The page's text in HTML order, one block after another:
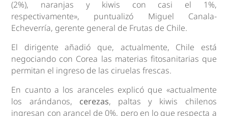
(2%), naranjas y kiwis con casi el 1%,
respectivamente», puntualizó Miguel Canala-
Echeverría, gerente general de Frutas de Chile.
El dirigente añadió que, actualmente, Chile está
negociando con Corea las materias fitosanitarias que
permitan el ingreso de las ciruelas frescas.
En cuanto a los aranceles explicó que «actualmente
los arándanos, cerezas, paltas y kiwis chilenos
ingresan con arancel de 0%, pero en lo que respecta a